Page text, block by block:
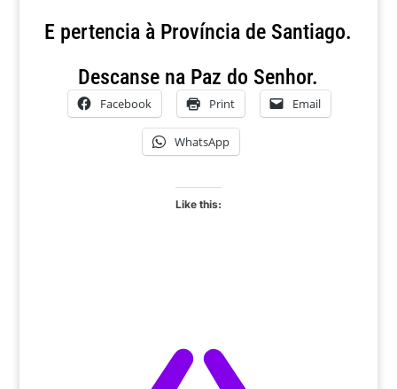
E pertencia à Província de Santiago.
Descanse na Paz do Senhor.
Facebook Print Email
WhatsApp
Like this: